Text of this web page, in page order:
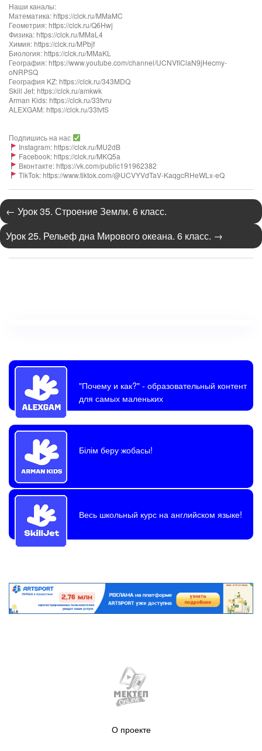
Наши каналы:
Математика: https://clck.ru/MMaMC
Геометрия: https://clck.ru/Q6Hwj
Физика: https://clck.ru/MMaL4
Химия: https://clck.ru/MPbjf
Биология: https://clck.ru/MMaKL
География: https://www.youtube.com/channel/UCNVfiClaN9jHecmy-
oNRPSQ
География KZ: https://clck.ru/343MDQ
Skill Jet: https://clck.ru/amkwk
Arman Kids: https://clck.ru/33tvru
ALEXGAM: https://clck.ru/33tvtS
Подпишись на нас
Instagram: https://clck.ru/MU2dB
Facebook: https://clck.ru/MKQ5a
Вконтакте: https://vk.com/public191962382
TikTok: https://www.tiktok.com/@UCVYVdTaV-KaqgcRHeWLx-eQ
← Урок 35. Строение Земли. 6 класс.
Урок 25. Рельеф дна Мирового океана. 6 класс. →
"Почему и как?"- образовательный контент
для самых маленьких
Білім беру жобасы!
Весь школьный курс на английском языке!
О проекте